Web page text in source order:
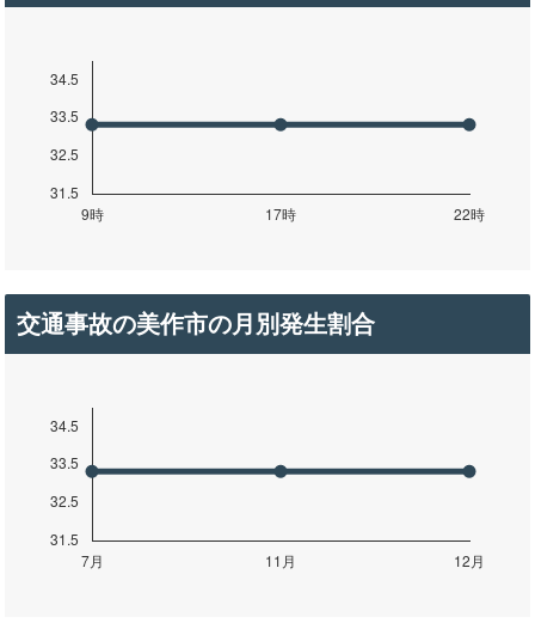
交通事故の美作市の月別発生割合